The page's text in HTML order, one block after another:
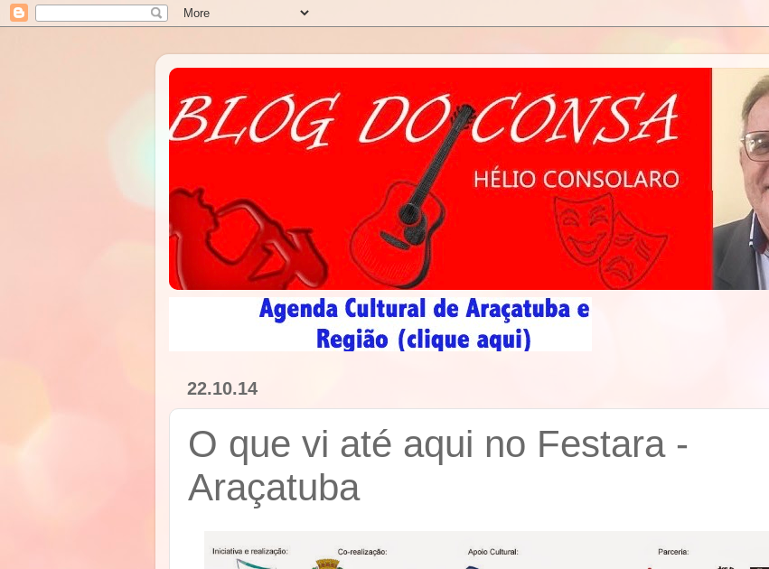
22.10.14
O que vi até aqui no Festara -
Araçatuba